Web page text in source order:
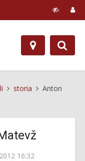
storia
Anton
16:32